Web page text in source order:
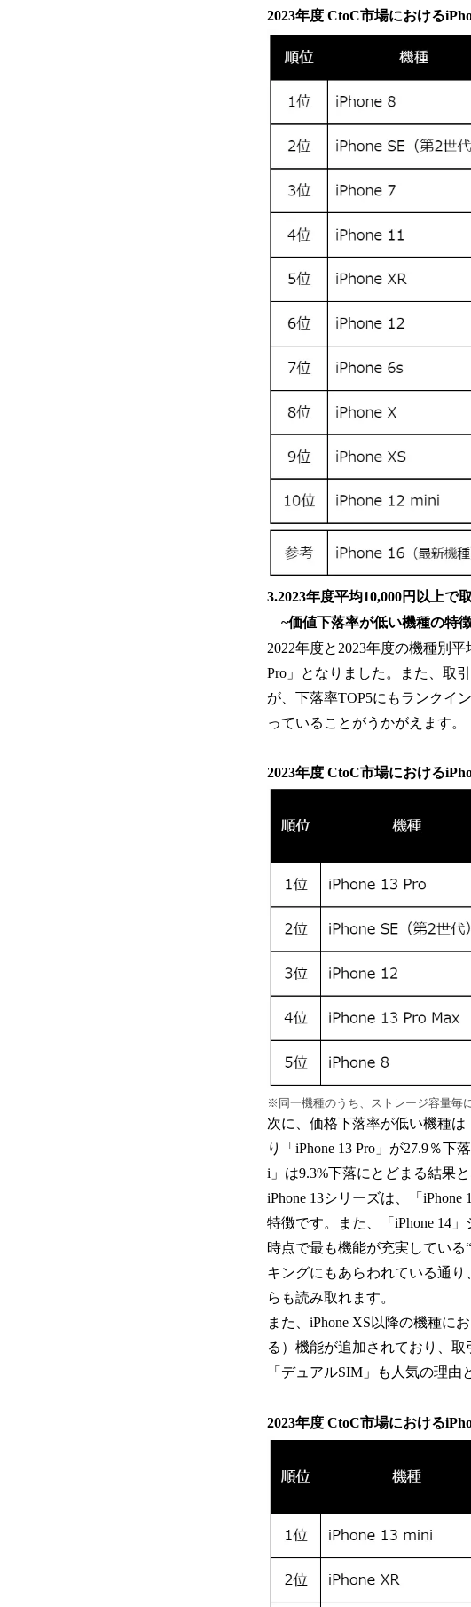
2023年度 CtoC市場における
3.2023年度平均10,000円以上で
~価値下落率が低い機種の特
2022年度と2023年度の機種別
Pro」となりました。また、取
が、下落率TOP5にもランクイ
っていることがうかがえます。
2023年度 CtoC市場における
※同一機種のうち、ストレージ容量毎
次に、価格下落率が低い機種は
り「iPhone 13 Pro」が27.9％下
i」は9.3%下落にとどまる結果と
iPhone 13シリーズは、「
特徴です。また、「iPhone 14
時点で最も機能が充実してい
キングにもあらわれている通
らも読み取れます。
また、iPhone XS以降の機種に
る）機能が追加されており、取
「デュアルSIM」も人気の理由
2023年度 CtoC市場における